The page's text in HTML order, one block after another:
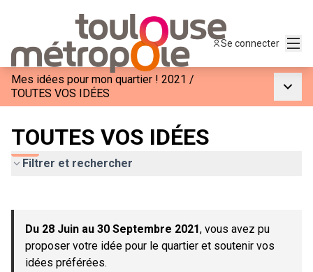
Se connecter
Mes idées pour mon quartier ! 2021 /
TOUTES VOS IDÉES
TOUTES VOS IDÉES
Filtrer et rechercher
−
Du 28 Juin au 30 Septembre 2021, vous avez pu
proposer votre idée pour le quartier et soutenir vos
idées préférées.